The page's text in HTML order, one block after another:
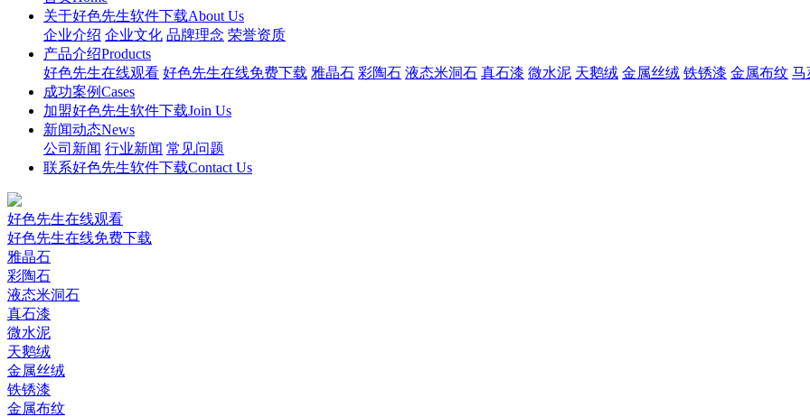
关于好色先生软件下载About Us
企业介绍 企业文化 品牌理念 荣誉资质
产品介绍Products
好色先生在线观看 好色先生在线免费下载 雅晶石 彩陶石 液态米洞石 真石漆 微水泥 天鹅绒 金属丝绒 铁锈漆 金属布纹 马
成功案例Cases
加盟好色先生软件下载Join Us
新闻动态News
公司新闻 行业新闻 常见问题
联系好色先生软件下载Contact Us
好色先生在线观看
好色先生在线免费下载
雅晶石
彩陶石
液态米洞石
真石漆
微水泥
天鹅绒
金属丝绒
铁锈漆
金属布纹